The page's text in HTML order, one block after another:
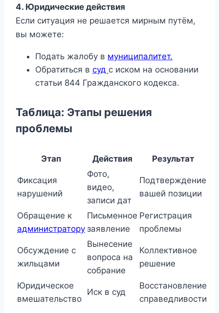
4. Юридические действия
Если ситуация не решается мирным путём,
вы можете:
Подать жалобу в муниципалитет.
Обратиться в суд с иском на основании
статьи 844 Гражданского кодекса.
Таблица: Этапы решения
проблемы
Этап Действия Результат
Фиксация
нарушений
Фото,
видео,
записи дат
Подтверждение
вашей позиции
Обращение к
администратору
Письменное
заявление
Регистрация
проблемы
Обсуждение с
жильцами
Вынесение
вопроса на
собрание
Коллективное
решение
Юридическое
вмешательство
Иск в суд
Восстановление
справедливости